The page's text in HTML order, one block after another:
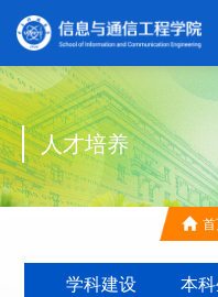
人才培养
学科建设 本